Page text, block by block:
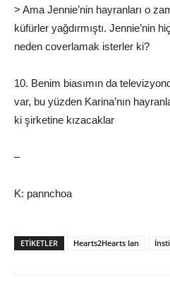
> Ama Jennie’nin hayranları o
küfürler yağdırmıştı. Jennie’nin
neden coverlamak isterler ki?
10. Benim biasımın da
var, bu yüzden Karina’nın
ki şirketine kızacaklar
–
K: pannchoa
ETIKETLER Hearts2Hearts Ian